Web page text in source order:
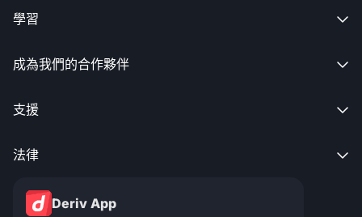
學習 
成為我們的合作夥伴 
支援 
法律 
Deriv App